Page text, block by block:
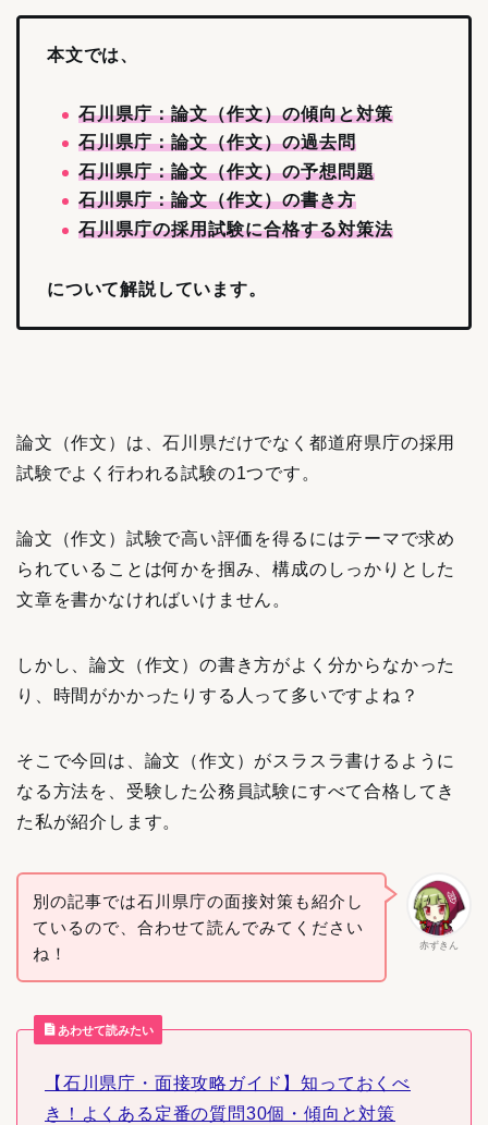
本文では、
石川県庁：論文（作文）の傾向と対策
石川県庁：論文（作文）の過去問
石川県庁：論文（作文）の予想問題
石川県庁：論文（作文）の書き方
石川県庁の採用試験に合格する対策法
について解説しています。
論文（作文）は、石川県だけでなく都道府県庁の採用
試験でよく行われる試験の1つです。
論文（作文）試験で高い評価を得るにはテーマで求め
られていることは何かを掴み、構成のしっかりとした
文章を書かなければいけません。
しかし、論文（作文）の書き方がよく分からなかった
り、時間がかかったりする人って多いですよね？
そこで今回は、論文（作文）がスラスラ書けるように
なる方法を、受験した公務員試験にすべて合格してき
た私が紹介します。
赤ずきん
別の記事では石川県庁の面接対策も紹介し
ているので、合わせて読んでみてください
ね！
あわせて読みたい
【石川県庁・面接攻略ガイド】知っておくべ
き！よくある定番の質問30個・傾向と対策